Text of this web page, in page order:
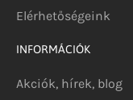
Elérhetőségeink
INFORMÁCIÓK
Akciók, hírek, blog